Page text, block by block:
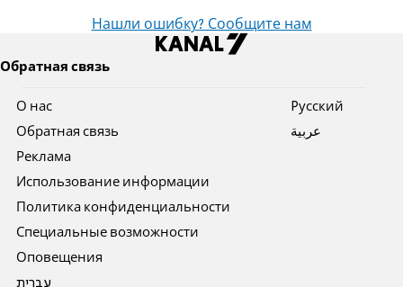
Нашли ошибку? Сообщите нам
Обратная связь
О нас
Обратная связь
Реклама
Использование информации
Политика конфиденциальности
Специальные возможности
Оповещения
עברית
Pусский
عربية